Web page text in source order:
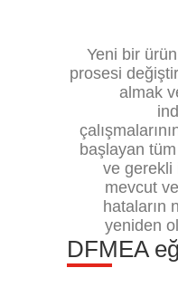
Yeni bir
prosesi
almak
başlayan
ve gerekli
mevcut
hataların
yeniden
DFMEA